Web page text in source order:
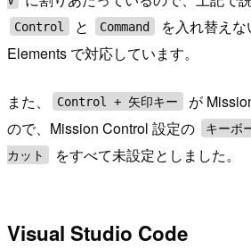
Control と Command
を入れ替え
Elements で対応しています。
また、 Control + 矢印キー
が
ので、Mission Control 設定の
キーボ
カット
をすべて未設定としました。
Visual Studio Code